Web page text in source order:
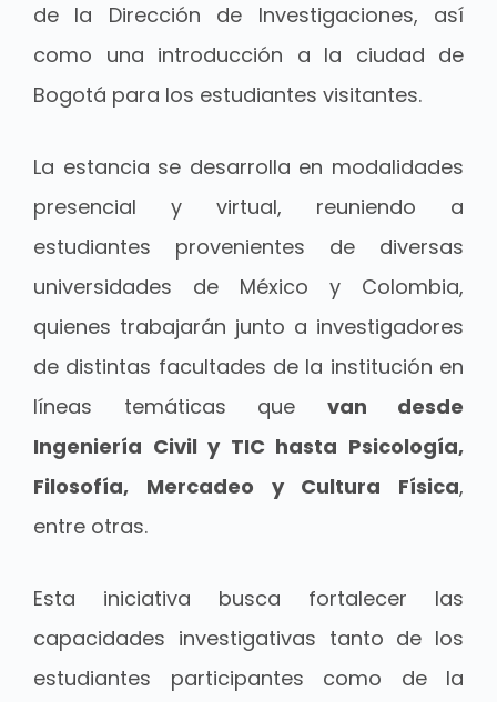
de la Dirección de Investigaciones, así
como una introducción a la ciudad de
Bogotá para los estudiantes visitantes.
La estancia se desarrolla en modalidades
presencial y virtual, reuniendo a
estudiantes provenientes de diversas
universidades de México y Colombia,
quienes trabajarán junto a investigadores
de distintas facultades de la institución en
líneas temáticas que van desde
Ingeniería Civil y TIC hasta Psicología,
Filosofía, Mercadeo y Cultura Física,
entre otras.
Esta iniciativa busca fortalecer las
capacidades investigativas tanto de los
estudiantes participantes como de la